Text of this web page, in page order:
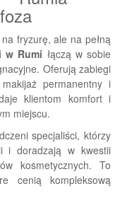
fryzurę, ale na pełną
w Rumi łączą w sobie
Oferują zabiegi
permanentny i
klientom komfort i
miejscu.
specjaliści, którzy
i doradzają w kwestii
kosmetycznych. To
cenią kompleksową